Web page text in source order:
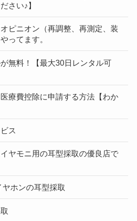
さい♪】
ピニオン（再調整、再測定、装
ってます。
無料！【最大30日レンタル可
療費控除に申請する方法【わか
ス
ヤモニ用の耳型採取の優良店で
ホンの耳型採取